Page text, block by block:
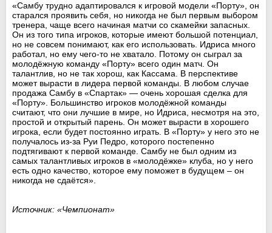
«Самбу трудно адаптировался к игровой модели «Порту», он
старался проявить себя, но никогда не был первым выбором
тренера, чаще всего начиная матчи со скамейки запасных.
Он из того типа игроков, которые имеют большой потенциал,
но не совсем понимают, как его использовать. Идриса много
работал, но ему чего-то не хватало. Потому он сыграл за
молодёжную команду «Порту» всего один матч. Он
талантлив, но не так хорош, как Кассама. В перспективе
может вырасти в лидера первой команды. В любом случае
продажа Самбу в «Спартак» — очень хорошая сделка для
«Порту». Большинство игроков молодёжной команды
считают, что они лучшие в мире, но Идриса, несмотря на это,
простой и открытый парень. Он может вырасти в хорошего
игрока, если будет постоянно играть. В «Порту» у него это не
получалось из-за Руи Педро, которого постепенно
подтягивают к первой команде. Самбу не был одним из
самых талантливых игроков в «молодёжке» клуба, но у него
есть одно качество, которое ему поможет в будущем – он
никогда не сдаётся».
Источник: «Чемпионат»